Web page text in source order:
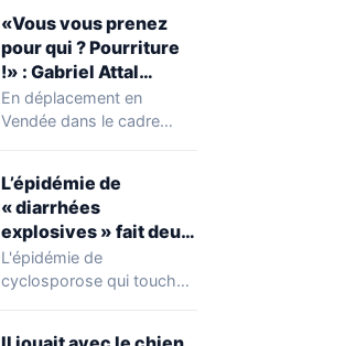
heure
découverte d'une…
«Vous vous prenez
pour qui ? Pourriture
!» : Gabriel Attal
chahuté sur un
campement illégal
En déplacement en
Vendée dans le cadre
occupations…
L’épidémie de
« diarrhées
explosives » fait deux
premiers morts
L'épidémie de
cyclosporose qui touche